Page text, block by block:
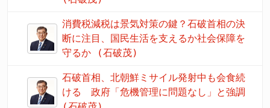
消費税減税は景気対策の鍵？石破首相の決
断に注目、国民生活を支えるか社会保障を
守るか (石破茂)
石破首相、北朝鮮ミサイル発射中も会食続
ける 政府「危機管理に問題なし」と強調